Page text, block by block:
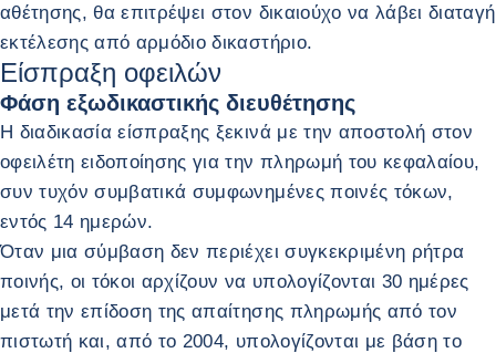
αθέτησης, θα επιτρέψει στον δικαιούχο να λάβει διαταγή
εκτέλεσης από αρμόδιο δικαστήριο.
Είσπραξη οφειλών
Φάση εξωδικαστικής διευθέτησης
Η διαδικασία είσπραξης ξεκινά με την αποστολή στον
οφειλέτη ειδοποίησης για την πληρωμή του κεφαλαίου,
συν τυχόν συμβατικά συμφωνημένες ποινές τόκων,
εντός 14 ημερών.
Όταν μια σύμβαση δεν περιέχει συγκεκριμένη ρήτρα
ποινής, οι τόκοι αρχίζουν να υπολογίζονται 30 ημέρες
μετά την επίδοση της απαίτησης πληρωμής από τον
πιστωτή και, από το 2004, υπολογίζονται με βάση το